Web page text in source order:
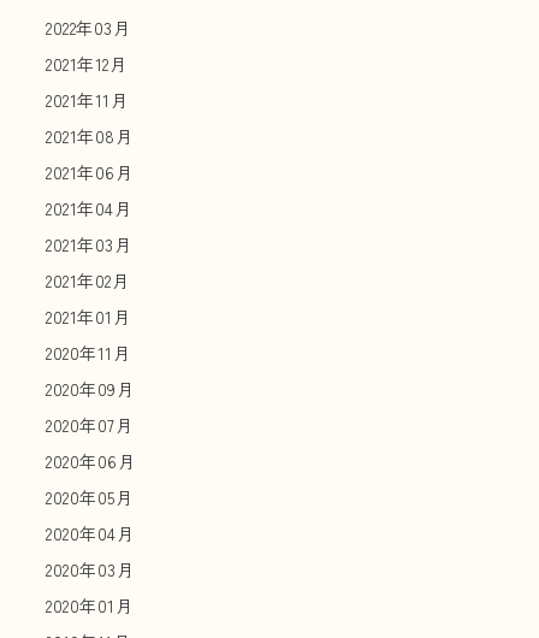
2022年03月
2021年12月
2021年11月
2021年08月
2021年06月
2021年04月
2021年03月
2021年02月
2021年01月
2020年11月
2020年09月
2020年07月
2020年06月
2020年05月
2020年04月
2020年03月
2020年01月